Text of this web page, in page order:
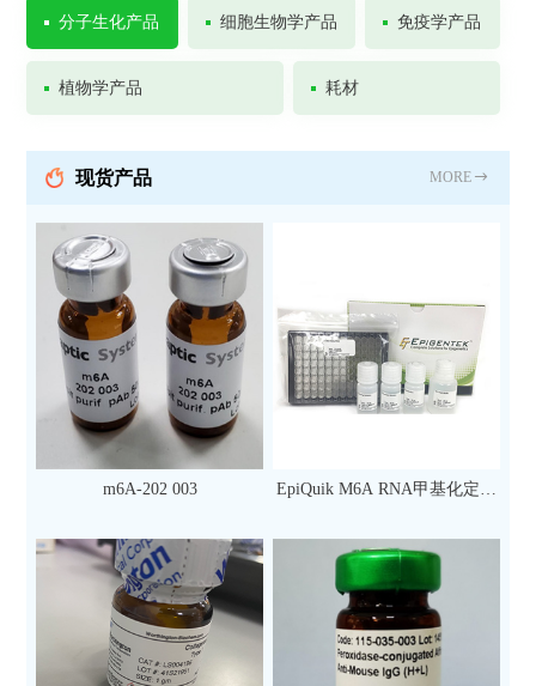
分子生化产品 细胞生物学产品 免疫学产品
植物学产品 耗材
现货产品 MORE
m6A-202 003
EpiQuik M6A RNA甲基化定量
次）